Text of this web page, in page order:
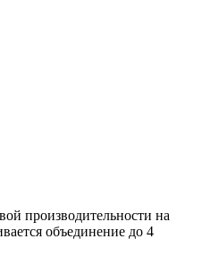
производительности на
объединение до 4